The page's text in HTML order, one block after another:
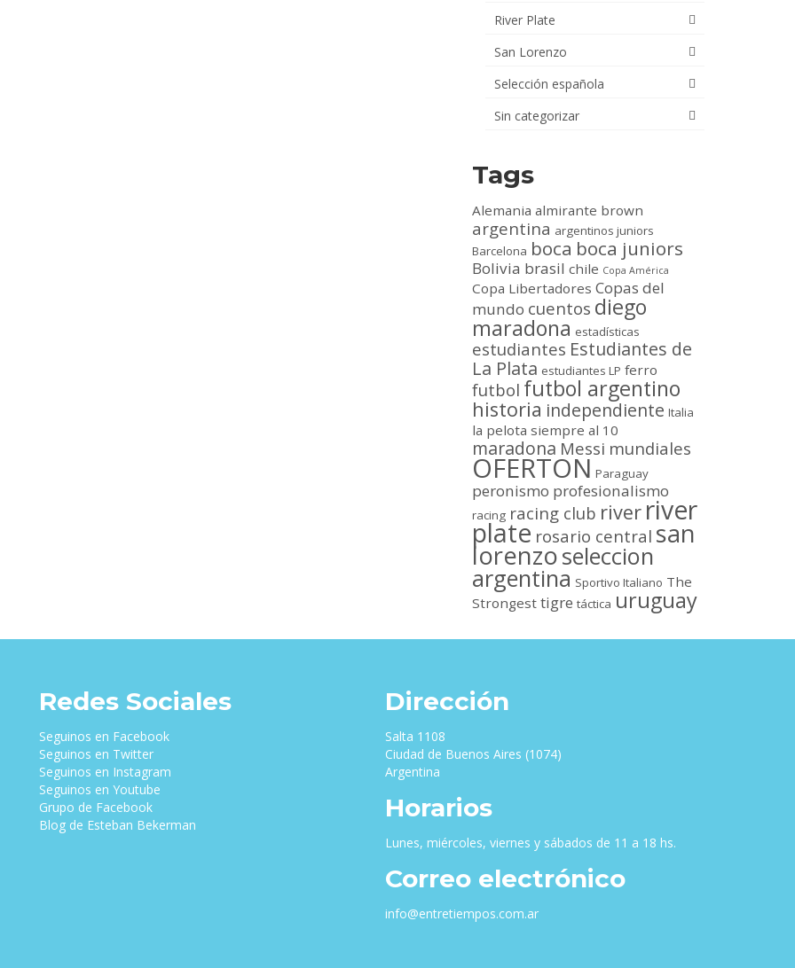
River Plate
San Lorenzo
Selección española
Sin categorizar
Tags
Alemania almirante brown
argentina argentinos juniors
Barcelona boca boca juniors
Bolivia brasil chile Copa América
Copa Libertadores Copas del
mundo cuentos diego
maradona estadísticas
estudiantes Estudiantes de
La Plata estudiantes LP ferro
futbol futbol argentino
historia independiente Italia
la pelota siempre al 10
maradona Messi mundiales
OFERTON Paraguay
peronismo profesionalismo
racing racing club river river
plate rosario central san
lorenzoseleccion
argentina Sportivo Italiano The
Strongest tigre táctica uruguay
Redes Sociales
Seguinos en Facebook
Seguinos en Twitter
Seguinos en Instagram
Seguinos en Youtube
Grupo de Facebook
Blog de Esteban Bekerman
Dirección
Salta 1108
Ciudad de Buenos Aires (1074)
Argentina
Horarios
Lunes, miércoles, viernes y sábados de 11 a 18 hs.
Correo electrónico
info@entretiempos.com.ar